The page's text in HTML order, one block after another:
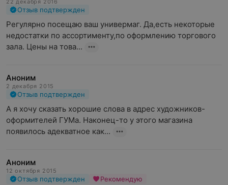
22 декабря 2016
Отзыв подтвержден
Регулярно посещаю ваш универмаг. Да,есть некоторые
недостатки по ассортименту,по оформлению торгового
зала. Цены на това...
Аноним
2 декабря 2015
Отзыв подтвержден
А я хочу сказать хорошие слова в адрес художников-
оформителей ГУМа. Наконец-то у этого магазина
появилось адекватное как...
Аноним
12 октября 2015
Отзыв подтвержден Рекомендую